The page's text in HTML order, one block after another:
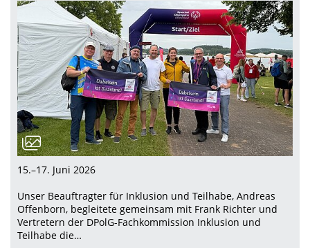
15.–17. Juni 2026
Unser Beauftragter für Inklusion und Teilhabe, Andreas
Offenborn, begleitete gemeinsam mit Frank Richter und
Vertretern der DPolG-Fachkommission Inklusion und
Teilhabe die…